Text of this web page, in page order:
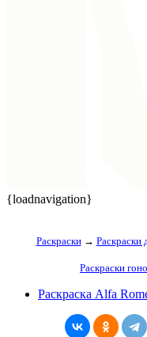
{loadnavigation}
Раскраски→ Раскраски
Раскраски
Раскраска Alfa